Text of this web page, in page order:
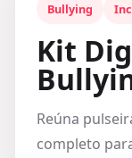
Bullying
Kit
Reúna
completo